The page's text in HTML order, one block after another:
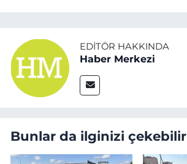
EDITÖR HAKKINDA
Haber Merkezi
Bunlar da ilginizi çekebilir